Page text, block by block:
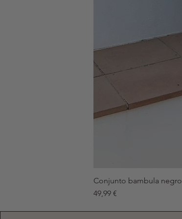
Conjunto bambula negro
Precio
49,99 €